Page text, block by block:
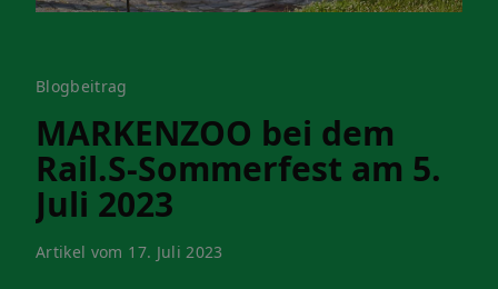
Blogbeitrag
MARKENZOO bei dem
Rail.S-Sommerfest am 5.
Juli 2023
Artikel vom 17. Juli 2023